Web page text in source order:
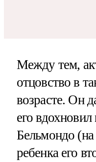
Между тем,
отцовство в
возрасте. Он
его
Бельмондо
ребенка его